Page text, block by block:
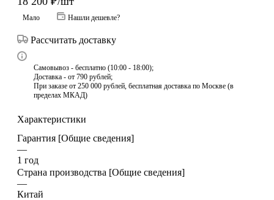
Мало Нашли дешевле?
Рассчитать доставку
Самовывоз - бесплатно (10:00 - 18:00);
Доставка - от 790 рублей;
При заказе от 250 000 рублей, бесплатная доставка по Москве (в
пределах МКАД)
Характеристики
Гарантия [Общие сведения]
—
1 год
Страна производства [Общие сведения]
—
Китай